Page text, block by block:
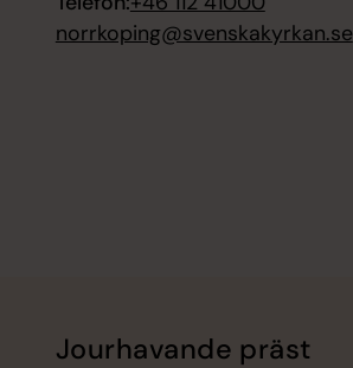
norrkoping@svenskakyrkan.se
Jourhavande präst